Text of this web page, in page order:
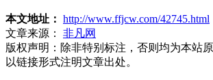
本文地址： http://www.ffjcw.com/42745.html
文章来源：
非凡网
版权声明： 除非特别标注，否则均为本站
以链接形式注明文章出处。